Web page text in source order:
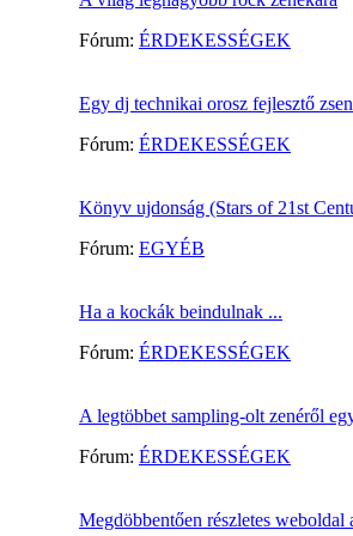
Fórum: ÉRDEKESSÉGEK
Egy dj technikai orosz fejlesztő
Fórum: ÉRDEKESSÉGEK
Könyv ujdonság (Stars of 21st
Fórum: EGYÉB
Ha a kockák beindulnak ...
Fórum: ÉRDEKESSÉGEK
A legtöbbet sampling-olt zenéről
Fórum: ÉRDEKESSÉGEK
Megdöbbentően részletes